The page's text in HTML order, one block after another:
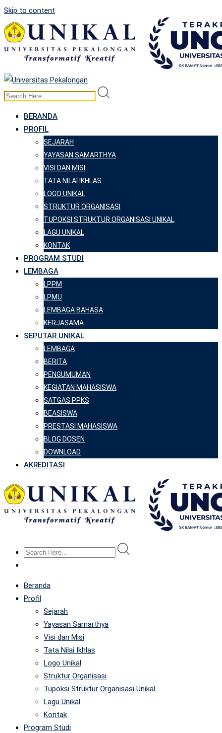
Skip to content
BERANDA
PROFIL
SEJARAH
YAYASAN SAMARTHYA
VISI DAN MISI
TATA NILAI IKHLAS
LOGO UNIKAL
STRUKTUR ORGANISASI
TUPOKSI STRUKTUR ORGANISASI UNIKAL
LAGU UNIKAL
KONTAK
PROGRAM STUDI
LEMBAGA
LPPM
LPMU
LEMBAGA BAHASA
KERJASAMA
SEPUTAR UNIKAL
LEMBAGA
BERITA
PENGUMUMAN
KEGIATAN MAHASISWA
SATGAS PPKS
BEASISWA
PRESTASI MAHASISWA
BLOG DOSEN
DOWNLOAD
AKREDITASI
Beranda
Profil
Sejarah
Yayasan Samarthya
Visi dan Misi
Tata Nilai Ikhlas
Logo Unikal
Struktur Organisasi
Tupoksi Struktur Organisasi Unikal
Lagu Unikal
Kontak
Program Studi